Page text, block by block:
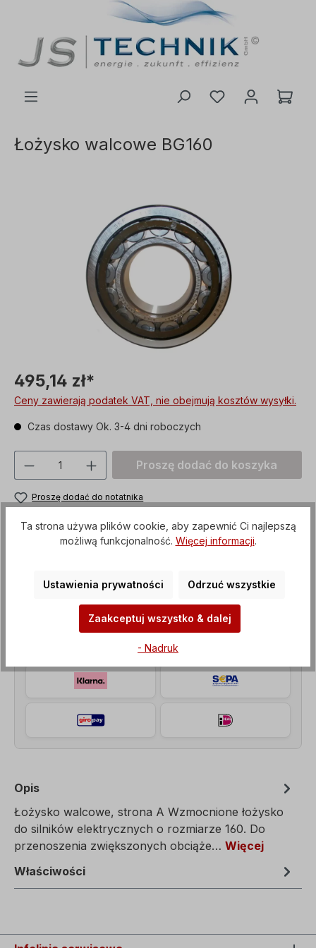
Łożysko walcowe BG160
495,14 zł*
Ceny zawierają podatek VAT, nie obejmują kosztów wysyłki.
Czas dostawy Ok. 3-4 dni roboczych
Ilość produktu: Proszę wprowadzić
Proszę dodać do koszyka
Proszę dodać do notatnika
Opis
Łożysko walcowe, strona A Wzmocnione łożysko
do silników elektrycznych o rozmiarze 160. Do
przenoszenia zwiększonych obciąże… Więcej
Właściwości
Ta strona używa plików cookie, aby zapewnić Ci najlepszą
możliwą funkcjonalność. Więcej informacji.
Ustawienia prywatności Odrzuć wszystkie
Zaakceptuj wszystko & dalej
- Nadruk